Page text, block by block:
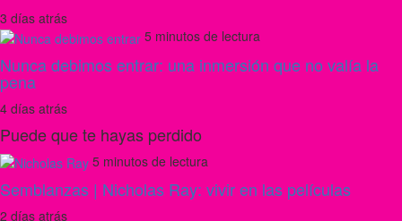
3 días atrás
5 minutos de lectura
Nunca debimos entrar: una inmersión que no valía la
pena
4 días atrás
Puede que te hayas perdido
5 minutos de lectura
Semblanzas | Nicholas Ray: vivir en las películas
2 días atrás